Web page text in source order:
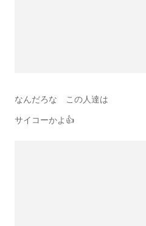
なんだろな この人達は
サイコーかよ👍